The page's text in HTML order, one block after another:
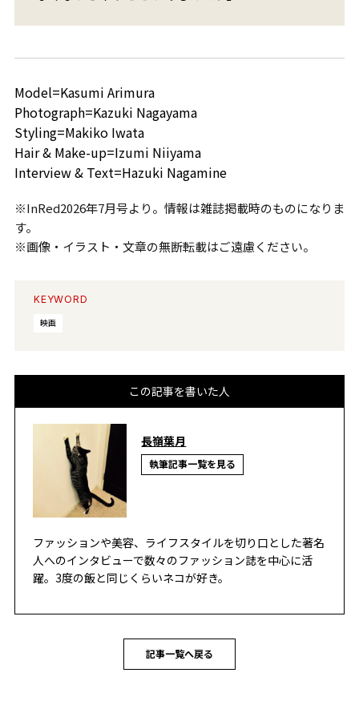
Model=Kasumi Arimura
Photograph=Kazuki Nagayama
Styling=Makiko Iwata
Hair & Make-up=Izumi Niiyama
Interview & Text=Hazuki Nagamine
※InRed2026年7月号より。情報は雑誌掲載時のものになりま
す。
※画像・イラスト・文章の無断転載はご遠慮ください。
KEYWORD
映画
この記事を書いた人
長嶺葉月
執筆記事一覧を見る
ファッションや美容、ライフスタイルを切り口とした著名
人へのインタビューで数々のファッション誌を中心に活
躍。3度の飯と同じくらいネコが好き。
記事一覧へ戻る